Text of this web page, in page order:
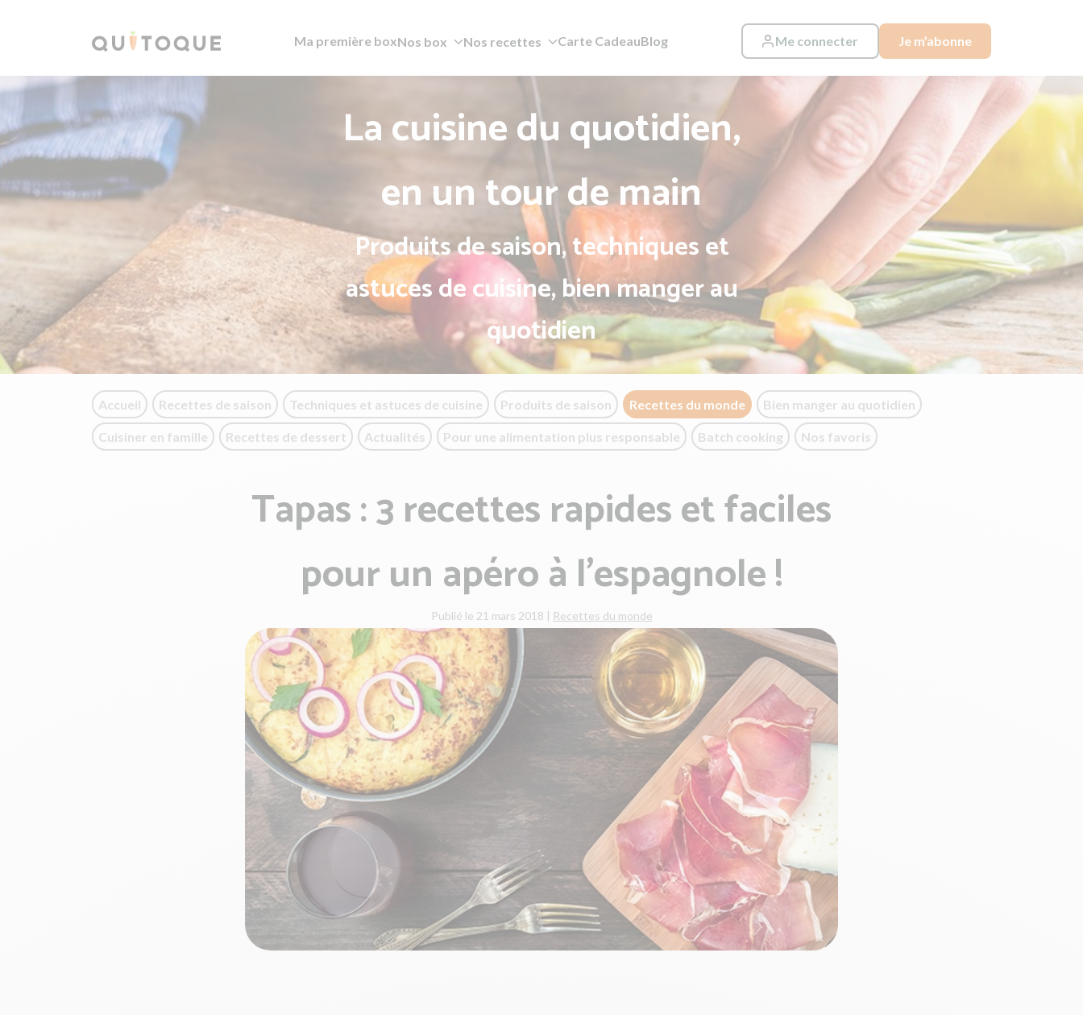
Ma première boxNos box Nos recettes Carte CadeauBlog Me connecter Je m’abonne
La cuisine du quotidien,
en un tour de main
Produits de saison, techniques et
astuces de cuisine, bien manger au
quotidien
Accueil Recettes de saison Techniques et astuces de cuisine Produits de saison Recettes du monde Bien manger au quotidien
Cuisiner en famille Recettes de dessert Actualités Pour une alimentation plus responsable Batch cooking Nos favoris
Tapas : 3 recettes rapides et faciles
pour un apéro à l'espagnole !
Publié le 21 mars 2018 | Recettes du monde